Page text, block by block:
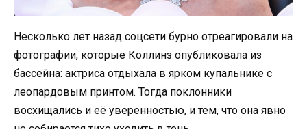
Несколько лет назад соцсети бурно отреагировали на
фотографии, которые Коллинз опубликовала из
бассейна: актриса отдыхала в ярком купальнике с
леопардовым принтом. Тогда поклонники
восхищались и её уверенностью, и тем, что она явно